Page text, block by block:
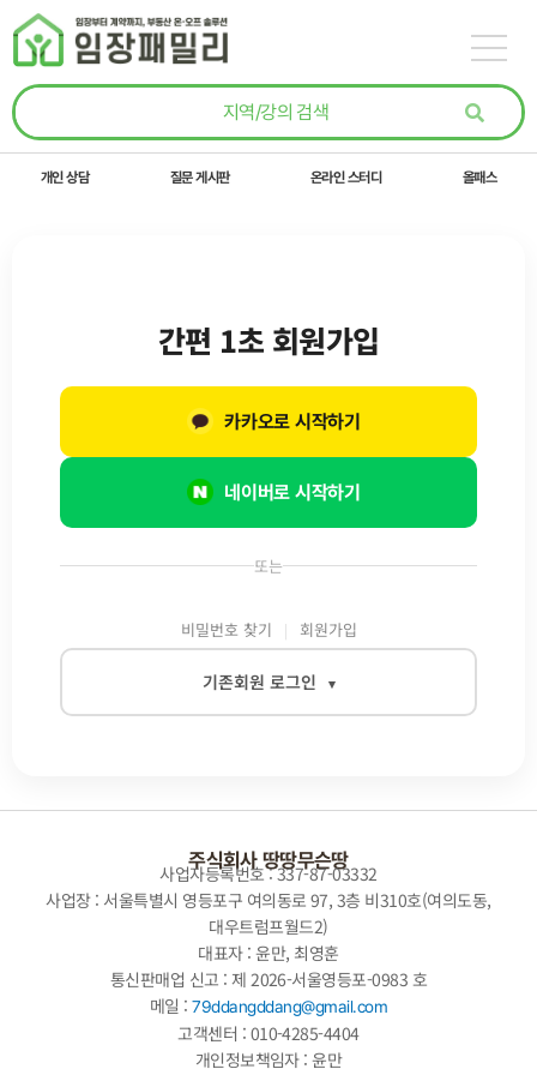
콘텐츠로
건너뛰기
개인 상담 질문 게시판 온라인 스터디 올패스
또는
비밀번호 찾기 회원가입
기존회원 로그인 ▾
로그인
간편 1초 회원가입
네이버로 시작하기
카카오로 시작하기
주식회사 땅땅무슨땅
사업자등록번호 : 337-87-03332
사업장 : 서울특별시 영등포구 여의동로 97, 3층 비310호(여의도동,
대우트럼프월드2)
대표자 : 윤만, 최영훈
통신판매업 신고 : 제 2026-서울영등포-0983 호
메일 :79ddangddang@gmail.com
고객센터 : 010-4285-4404
개인정보책임자 : 윤만